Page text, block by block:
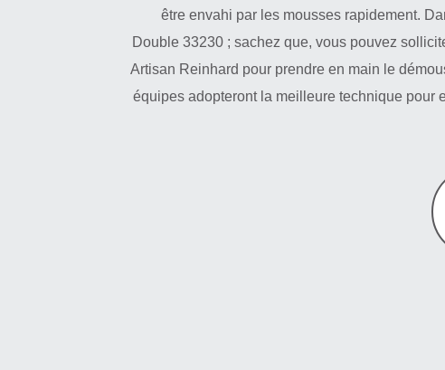
être envahi par les mousses rapidement.
Double 33230 ; sachez que, vous pouvez
Artisan Reinhard pour prendre en main le
équipes adopteront la meilleure technique pour